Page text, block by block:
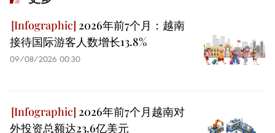
2026年前7个月：越南
接待国际游客人数增长13.8%
09/08/2026 00:30
2026年前7个月越南对
外投资总额达23.6亿美元